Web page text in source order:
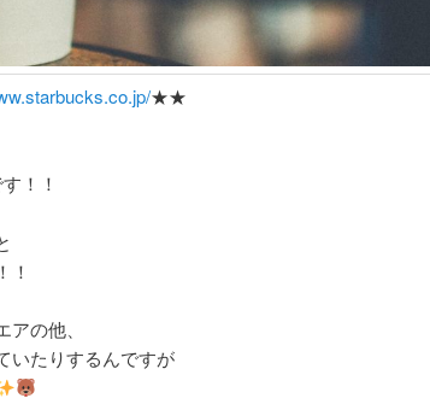
★★
！！
！
の他、
いたりするんですが